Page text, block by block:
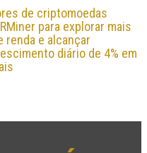
de criptomoedas
para explorar mais
renda e alcançar
diário de 4% em